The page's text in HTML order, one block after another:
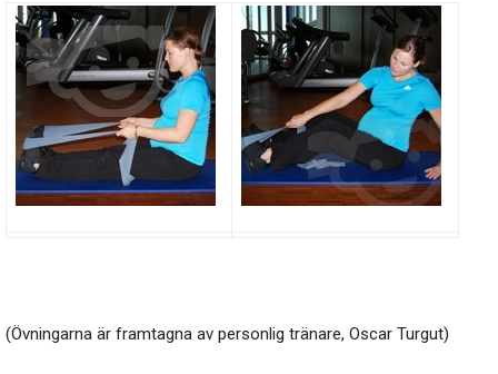
(Övningarna är framtagna av personlig tränare, Oscar Turgut)